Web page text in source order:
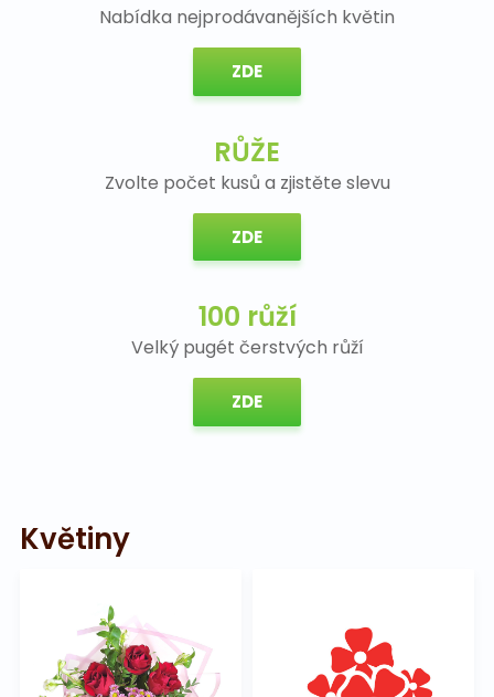
Nabídka nejprodávanějších květin
ZDE
RŮŽE
Zvolte počet kusů a zjistěte slevu
ZDE
100 růží
Velký pugét čerstvých růží
ZDE
Květiny